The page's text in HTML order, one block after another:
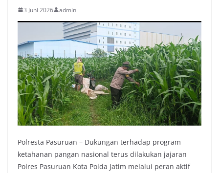
3 Juni 2026 admin
Polresta Pasuruan – Dukungan terhadap program
ketahanan pangan nasional terus dilakukan jajaran
Polres Pasuruan Kota Polda Jatim melalui peran aktif